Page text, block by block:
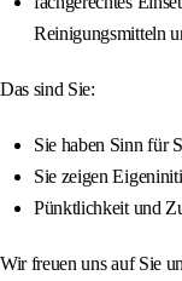
Reinigungsmitteln
Das sind Sie:
Sie haben Sinn für
Sie zeigen
Pünktlichkeit und
Wir freuen uns auf Sie